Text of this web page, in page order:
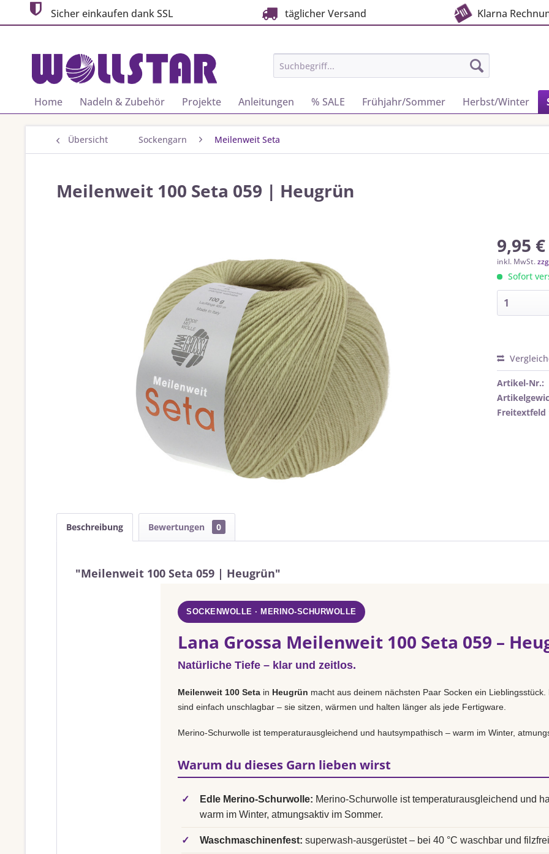
Sicher einkaufen dank SSL täglicher Versand Klarna
Home Nadeln & Zubehör Projekte Anleitungen % SALE Frühjahr/Sommer Herbst/Winter
Übersicht Sockengarn Meilenweit Seta
Meilenweit 100 Seta 059 | Heugrün
9,95
inkl. MwSt.
Sofort
Artikel-Nr.:
Freitextfeld
Beschreibung Bewertungen 0
"Meilenweit 100 Seta 059 | Heugrün"
SOCKENWOLLE · MERINO-SCHURWOLLE
Lana Grossa Meilenweit 100 Seta 059 –
Natürliche Tiefe – klar und zeitlos.
Meilenweit 100 Seta in Heugrün macht aus deinem nächsten Paar Socken ein
sind einfach unschlagbar – sie sitzen, wärmen und halten länger als jede Fertigware.
Merino-Schurwolle ist temperaturausgleichend und hautsympathisch – warm im Winter,
Warum du dieses Garn lieben wirst
✓ Edle Merino-Schurwolle: Merino-Schurwolle ist temperaturausgleichend und
warm im Winter, atmungsaktiv im Sommer.
✓ Waschmaschinenfest: superwash-ausgerüstet – bei 40 °C waschbar und